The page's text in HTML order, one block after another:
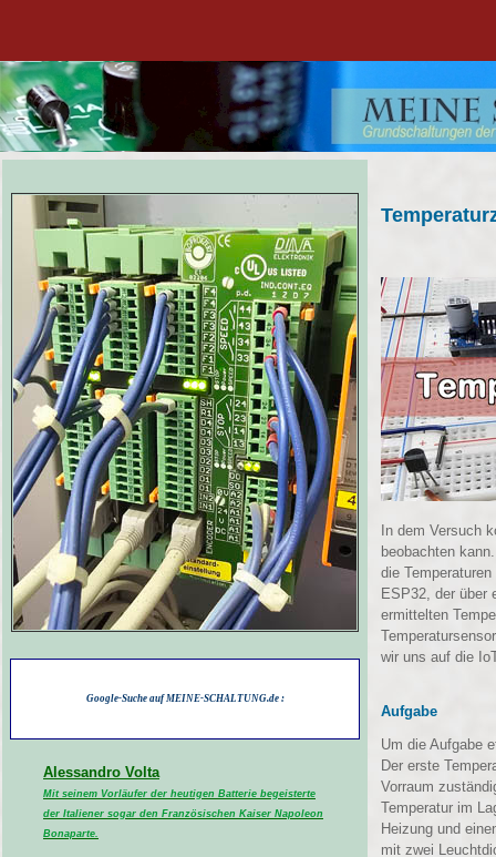
Google-Suche auf MEINE-SCHALTUNG.de :
Alessandro Volta
Mit seinem Vorläufer der heutigen Batterie begeisterte
der Italiener sogar den Französischen Kaiser Napoleon
Bonaparte.
In dem Versuch
beobachten
die
ESP32, der über
ermittelten
wir uns auf die
Aufgabe
Um die Aufgabe
Der erste
Vorraum
Temperatur im
Heizung und
mit zwei